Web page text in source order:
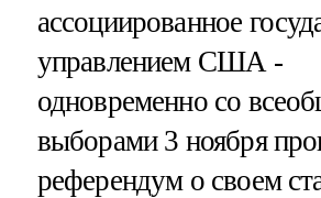
ассоциированное
управлением США -
одновременно со
выборами 3 ноября
референдум о своем